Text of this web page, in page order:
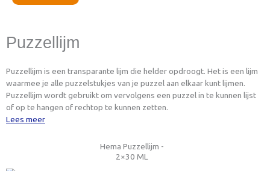
Puzzellijm
Puzzellijm is een transparante lijm die helder opdroogt. Het is een lijm
waarmee je alle puzzelstukjes van je puzzel aan elkaar kunt lijmen.
Puzzellijm wordt gebruikt om vervolgens een puzzel in te kunnen lijst
of op te hangen of rechtop te kunnen zetten.
Lees meer
Hema Puzzellijm -
2×30 ML